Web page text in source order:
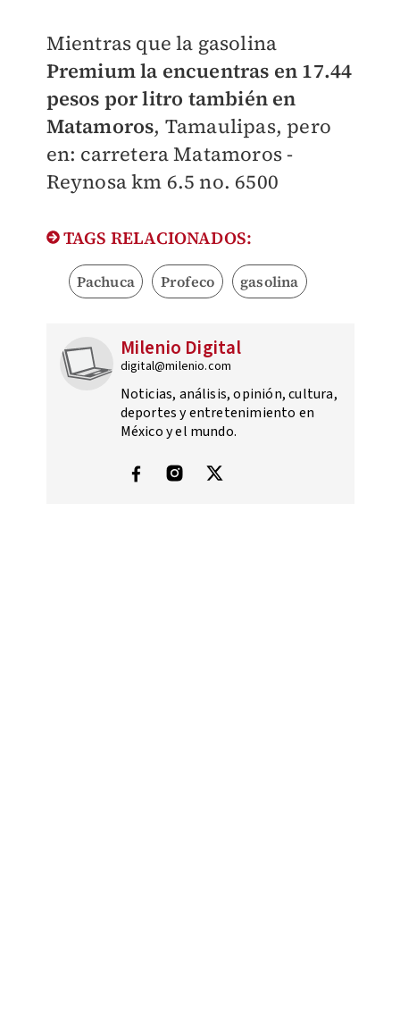
Mientras que la gasolina
Premium la encuentras en 17.44
pesos por litro también en
Matamoros, Tamaulipas, pero
en: carretera Matamoros -
Reynosa km 6.5 no. 6500
TAGS RELACIONADOS:
Pachuca Profeco gasolina
Milenio Digital
digital@milenio.com
Noticias, análisis, opinión, cultura,
deportes y entretenimiento en
México y el mundo.